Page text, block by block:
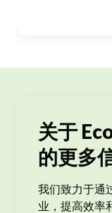
关于
的更多
我们致力于通
业，提高效率